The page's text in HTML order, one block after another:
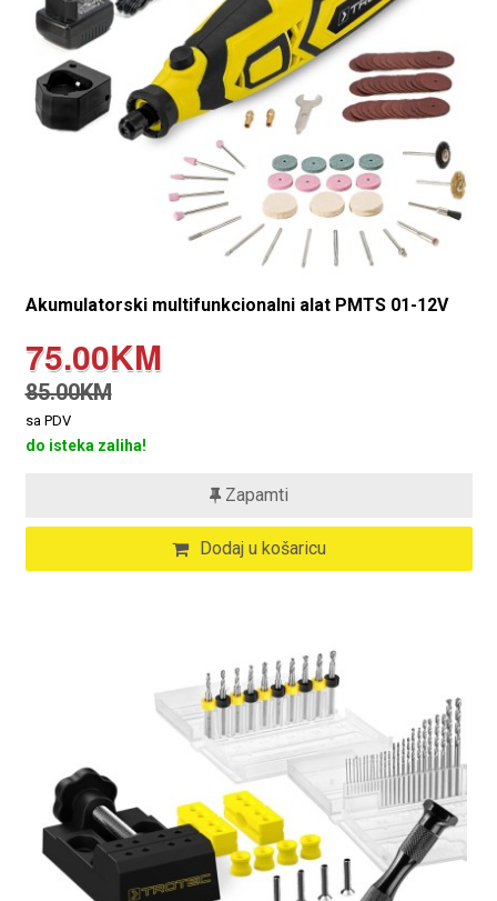
Akumulatorski multifunkcionalni alat PMTS 01-12V
75.00KM
85.00KM
sa PDV
do isteka zaliha!
Zapamti
Dodaj u košaricu